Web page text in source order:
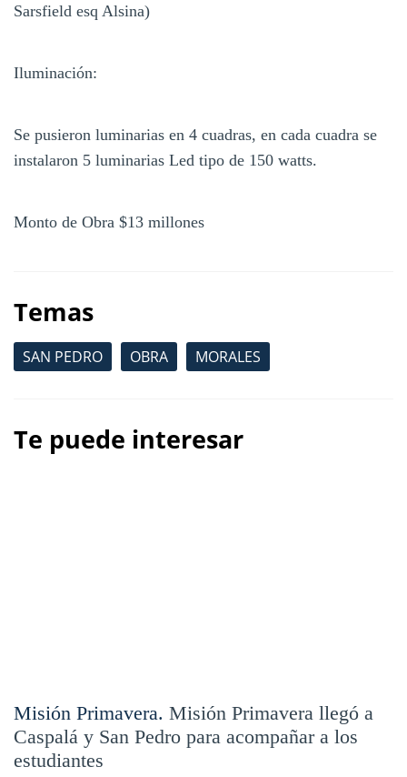
Sarsfield esq Alsina)
Iluminación:
Se pusieron luminarias en 4 cuadras, en cada cuadra se
instalaron 5 luminarias Led tipo de 150 watts.
Monto de Obra $13 millones
Temas
SAN PEDRO OBRA MORALES
Te puede interesar
Misión Primavera. Misión Primavera llegó a
Caspalá y San Pedro para acompañar a los
estudiantes